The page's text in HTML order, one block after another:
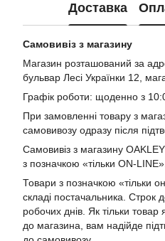
Доставка
Самовивіз з магазину
Магазин розташований за
бульвар Лесі Українки 12,
Графік роботи: щоденно з
При замовленні товару з
самовивозу одразу після
Самовивіз з магазину OAKLEY
з позначкою «тільки ON-LINE».
Товари з позначкою «тільки
складі постачальника. Строк
робочих днів. Як тільки
до магазина, вам надійде